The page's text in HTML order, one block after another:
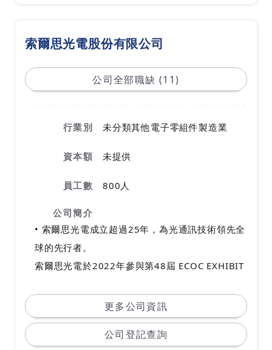
索爾思光電股份有限公司
公司全部職缺 (11)
行業別 未分類其他電子零組件製造業
資本額 未提供
員工數 800人
公司簡介
• 索爾思光電成立超過25年，為光通訊技術領先全
球的先行者。
索爾思光電於2022年參與第48屆 ECOC EXHIBIT
品榮獲數據中心最佳創新產品獎及光學傳輸獎。該
獎項用以表彰在數據中心領域對成本、功耗、性
能、熱管理、安全性、兼容性等做出了突出貢獻的
更多公司資訊
公司登記查詢